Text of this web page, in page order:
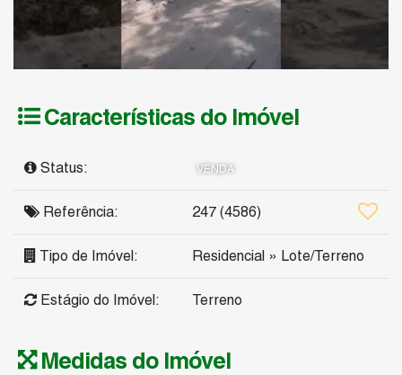
Características do Imóvel
Status: VENDA
Referência: 247 (4586)
Tipo de Imóvel: Residencial » Lote/Terreno
Estágio do Imóvel: Terreno
Medidas do Imóvel